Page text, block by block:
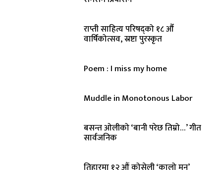
राप्ती साहित्य परिषद्को १८ औँ
वार्षिकोत्सव, स्रष्टा पुरस्कृत
Poem : I miss my home
Muddle in Monotonous Labor
बसन्त ओलीको ‘बानी परेछ तिम्रो…’ गीत
सार्वजनिक